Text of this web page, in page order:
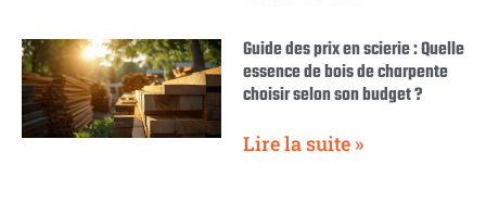
Guide des prix en scierie : Quelle
essence de bois de charpente
choisir selon son budget ?
Lire la suite »